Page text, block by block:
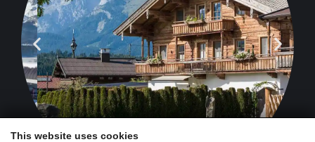
This website uses cookies